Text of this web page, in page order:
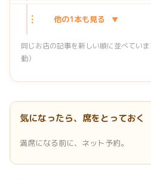
⋮ 他の1本も見る
同じお店の記事を新しい順に並べてい
動）
気になったら、席をとっておく
満席になる前に、ネット予約。